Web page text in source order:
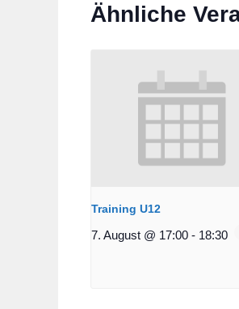
Ähnliche
Training U12
7. August @ 17:00 - 18:30